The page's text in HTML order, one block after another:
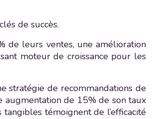
de succès.
de leurs ventes, une amélioration
moteur de croissance pour les
stratégie de recommandations de
augmentation de 15% de son taux
témoignent de l’efficacité